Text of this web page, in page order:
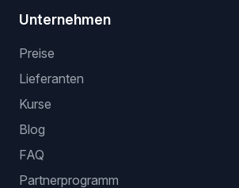
Unternehmen
Preise
Lieferanten
Kurse
Blog
FAQ
Partnerprogramm